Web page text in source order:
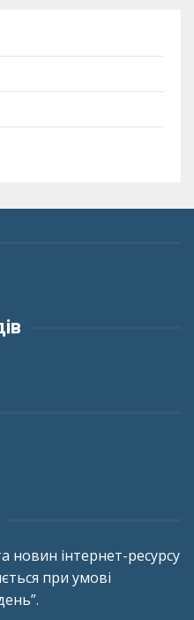
новин інтернет-ресурсу
при умові